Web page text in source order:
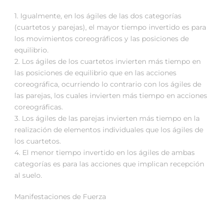
1. Igualmente, en los ágiles de las dos categorías
(cuartetos y parejas), el mayor tiempo invertido es para
los movimientos coreográficos y las posiciones de
equilibrio.
2. Los ágiles de los cuartetos invierten más tiempo en
las posiciones de equilibrio que en las acciones
coreográfica, ocurriendo lo contrario con los ágiles de
las parejas, los cuales invierten más tiempo en acciones
coreográficas.
3. Los ágiles de las parejas invierten más tiempo en la
realización de elementos individuales que los ágiles de
los cuartetos.
4. El menor tiempo invertido en los ágiles de ambas
categorías es para las acciones que implican recepción
al suelo.
Manifestaciones de Fuerza